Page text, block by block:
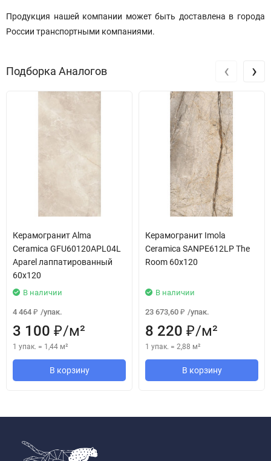
Продукция нашей компании может быть доставлена в города
России транспортными компаниями.
Подборка Аналогов
Керамогранит Alma
Ceramica GFU60120APL04L
Aparel лаппатированный
60x120
В наличии
4 464 ₽ /упак.
3 100 ₽/м²
1 упак. = 1,44 м²
В корзину
Керамогранит Imola
Ceramica SANPE612LP The
Room 60x120
В наличии
23 673,60 ₽ /упак.
8 220 ₽/м²
1 упак. = 2,88 м²
В корзину
‹ ›